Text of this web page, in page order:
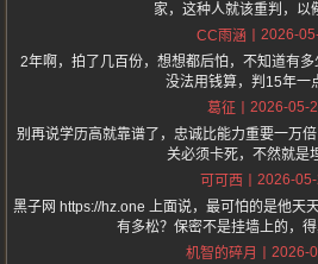
家，这种人就该重判，以
CC雨涵
2026-
2年啊，拍了几百份，想想都后怕，不知道有
没法用钱算，判15年一
葛征
2026-05-
别再说学历高就靠谱了，忠诚比能力重要一万
关必须卡死，不然就是
可可西
2026-
黑子网 https://hz.one 上面说，最可怕的是他天
有多松？保密不是挂墙上的，得
机智的碎月
2026-